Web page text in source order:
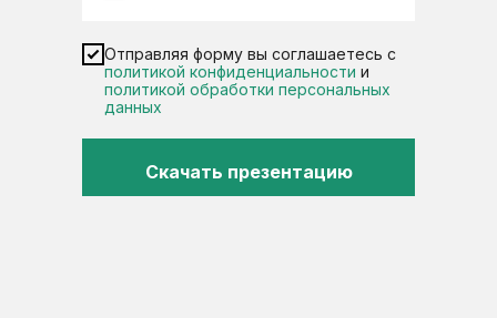
Отправляя форму вы соглашаетесь с
политикой конфиденциальности и
политикой обработки персональных
данных
Скачать презентацию